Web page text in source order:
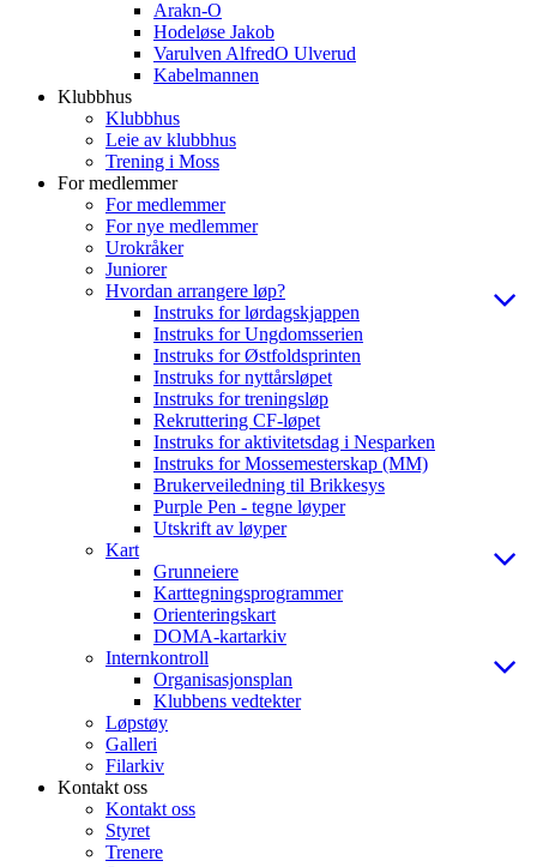
Arakn-O
Hodeløse Jakob
Varulven AlfredO Ulverud
Kabelmannen
Klubbhus
Klubbhus
Leie av klubbhus
Trening i Moss
For medlemmer
For medlemmer
For nye medlemmer
Urokråker
Juniorer
Hvordan arrangere løp?
Instruks for lørdagskjappen
Instruks for Ungdomsserien
Instruks for Østfoldsprinten
Instruks for nyttårsløpet
Instruks for treningsløp
Rekruttering CF-løpet
Instruks for aktivitetsdag i Nesparken
Instruks for Mossemesterskap (MM)
Brukerveiledning til Brikkesys
Purple Pen - tegne løyper
Utskrift av løyper
Kart
Grunneiere
Karttegningsprogrammer
Orienteringskart
DOMA-kartarkiv
Internkontroll
Organisasjonsplan
Klubbens vedtekter
Løpstøy
Galleri
Filarkiv
Kontakt oss
Kontakt oss
Styret
Trenere